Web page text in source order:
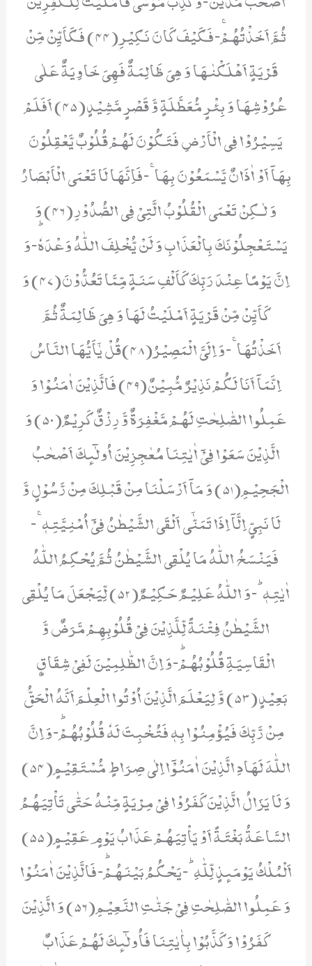
ثُمَّ اَخَذْتُهُمْۚ-فَكَیْفَ كَانَ نَكِیْرِ(44) فَكَاَیِّنْ مِّنْ
قَرْیَةٍ اَهْلَكْنٰهَا وَ هِیَ ظَالِمَةٌ فَهِیَ خَاوِیَةٌ عَلٰى
عُرُوْشِهَا وَ بِئْرٍ مُّعَطَّلَةٍ وَّ قَصْرٍ مَّشِیْدٍ(45) اَفَلَمْ
یَسِیْرُوْا فِی الْاَرْضِ فَتَكُوْنَ لَهُمْ قُلُوْبٌ یَّعْقِلُوْنَ
بِهَاۤ اَوْ اٰذَانٌ یَّسْمَعُوْنَ بِهَاۚ-فَاِنَّهَا لَا تَعْمَى الْاَبْصَارُ
وَ لٰـكِنْ تَعْمَى الْقُلُوْبُ الَّتِیْ فِی الصُّدُوْرِ(46) وَ
یَسْتَعْجِلُوْنَكَ بِالْعَذَابِ وَ لَنْ یُّخْلِفَ اللّٰهُ وَعْدَهٗؕ-وَ
اِنَّ یَوْمًا عِنْدَ رَبِّكَ كَاَلْفِ سَنَةٍ مِّمَّا تَعُدُّوْنَ(47) وَ
كَاَیِّنْ مِّنْ قَرْیَةٍ اَمْلَیْتُ لَهَا وَ هِیَ ظَالِمَةٌ ثُمَّ
اَخَذْتُهَاۚ-وَ اِلَیَّ الْمَصِیْرُ(48)قُلْ یٰۤاَیُّهَا النَّاسُ
اِنَّمَاۤ اَنَا لَكُمْ نَذِیْرٌ مُّبِیْنٌ(49) فَالَّذِیْنَ اٰمَنُوْا وَ
عَمِلُوا الصّٰلِحٰتِ لَهُمْ مَّغْفِرَةٌ وَّ رِزْقٌ كَرِیْمٌ(50) وَ
الَّذِیْنَ سَعَوْا فِیْۤ اٰیٰتِنَا مُعٰجِزِیْنَ اُولٰٓىٕكَ اَصْحٰبُ
الْجَحِیْمِ(51) وَ مَاۤ اَرْسَلْنَا مِنْ قَبْلِكَ مِنْ رَّسُوْلٍ وَّ
لَا نَبِیٍّ اِلَّاۤ اِذَا تَمَنّٰۤى اَلْقَى الشَّیْطٰنُ فِیْۤ اُمْنِیَّتِهٖۚ-
فَیَنْسَخُ اللّٰهُ مَا یُلْقِی الشَّیْطٰنُ ثُمَّ یُحْكِمُ اللّٰهُ
اٰیٰتِهٖؕ-وَ اللّٰهُ عَلِیْمٌ حَكِیْمٌ(52) لِّیَجْعَلَ مَا یُلْقِی
الشَّیْطٰنُ فِتْنَةً لِّلَّذِیْنَ فِیْ قُلُوْبِهِمْ مَّرَضٌ وَّ
الْقَاسِیَةِ قُلُوْبُهُمْؕ-وَ اِنَّ الظّٰلِمِیْنَ لَفِیْ شِقَاقٍۭ
بَعِیْدٍ(53) وَّ لِیَعْلَمَ الَّذِیْنَ اُوْتُوا الْعِلْمَ اَنَّهُ الْحَقُّ
مِنْ رَّبِّكَ فَیُؤْمِنُوْا بِهٖ فَتُخْبِتَ لَهٗ قُلُوْبُهُمْؕ-وَ اِنَّ
اللّٰهَ لَهَادِ الَّذِیْنَ اٰمَنُوْۤا اِلٰى صِرَاطٍ مُّسْتَقِیْمٍ(54)
وَ لَا یَزَالُ الَّذِیْنَ كَفَرُوْا فِیْ مِرْیَةٍ مِّنْهُ حَتّٰى تَاْتِیَهُمُ
السَّاعَةُ بَغْتَةً اَوْ یَاْتِیَهُمْ عَذَابُ یَوْمٍ عَقِیْمٍ(55)
اَلْمُلْكُ یَوْمَىٕذٍ لِّلّٰهِؕ-یَحْكُمُ بَیْنَهُمْؕ-فَالَّذِیْنَ اٰمَنُوْا
وَ عَمِلُوا الصّٰلِحٰتِ فِیْ جَنّٰتِ النَّعِیْمِ(56) وَ الَّذِیْنَ
كَفَرُوْا وَ كَذَّبُوْا بِاٰیٰتِنَا فَاُولٰٓىٕكَ لَهُمْ عَذَابٌ